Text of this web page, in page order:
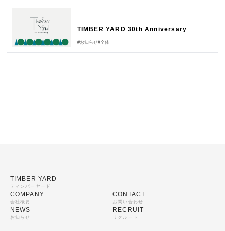
TIMBER YARD 30th Anniversary
#お知らせ#全体
TIMBER YARD
ティンバーヤード
COMPANY
会社概要
NEWS
お知らせ
CONTACT
お問い合わせ
RECRUIT
リクルート